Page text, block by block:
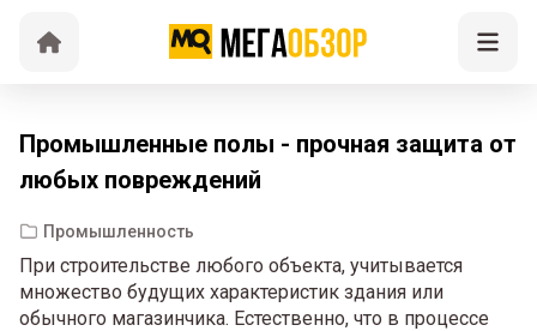
Промышленные полы - прочная защита от
любых повреждений
Промышленность
При строительстве любого объекта, учитывается
множество будущих характеристик здания или
обычного магазинчика. Естественно, что в процессе